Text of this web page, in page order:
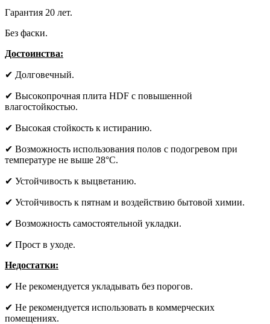
Гарантия 20 лет.
Без фаски.
Достоинства:
✔ Долговечный.
✔ Высокопрочная плита HDF с повышенной
влагостойкостью.
✔ Высокая стойкость к истиранию.
✔ Возможность использования полов с подогревом при
температуре не выше 28°С.
✔ Устойчивость к выцветанию.
✔ Устойчивость к пятнам и воздействию бытовой химии.
✔ Возможность самостоятельной укладки.
✔ Прост в уходе.
Недостатки:
✔ Не рекомендуется укладывать без порогов.
✔ Не рекомендуется использовать в коммерческих
помещениях.